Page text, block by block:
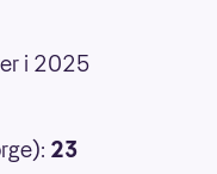
i 2025
23